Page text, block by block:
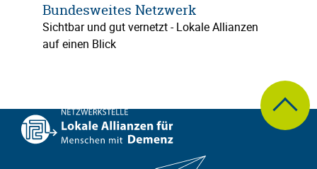
Bundesweites Netzwerk
Sichtbar und gut vernetzt - Lokale Allianzen
auf einen Blick
zum